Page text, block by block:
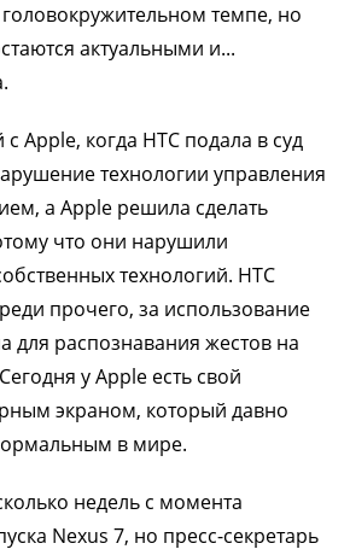
темпе, но
актуальными и...
Apple, когда HTC подала в суд
технологии управления
а Apple решила сделать
что они нарушили
технологий. НТС
прочего, за использование
для распознавания жестов на
у Apple есть свой
экраном, который давно
в мире.
недель с момента
Nexus 7, но пресс-секретарь